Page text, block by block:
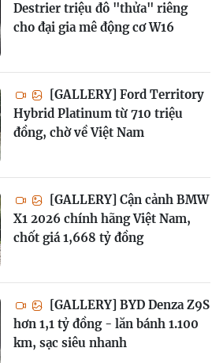
Destrier triệu đô "thửa" riêng
cho đại gia mê động cơ W16
[GALLERY] Ford Territory
Hybrid Platinum từ 710 triệu
đồng, chờ về Việt Nam
[GALLERY] Cận cảnh BMW
X1 2026 chính hãng Việt Nam,
chốt giá 1,668 tỷ đồng
[GALLERY] BYD Denza Z9S
hơn 1,1 tỷ đồng - lăn bánh 1.100
km, sạc siêu nhanh